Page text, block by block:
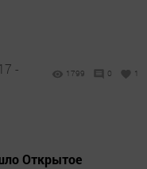
-
1799 0 1
Открытое